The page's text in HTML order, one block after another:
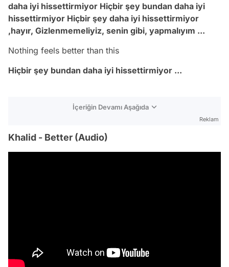
daha iyi hissettirmiyor Hiçbir şey bundan daha iyi
hissettirmiyor Hiçbir şey daha iyi hissettirmiyor
,hayır, Gizlenmemeliyiz, senin gibi, yapmalıyım ...
Nothing feels better than this
Hiçbir şey bundan daha iyi hissettirmiyor ...
İçeriğin Devamı Aşağıda
Reklam
Khalid - Better (Audio)